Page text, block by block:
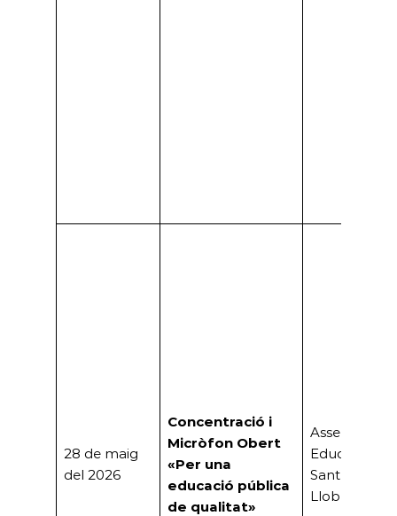
28 de maig
del 2026
Concentració i
Micròfon Obert
«Per una
educació pública
de qualitat»
Assemblea
Educativa de
Sant Boi de
Llobregat